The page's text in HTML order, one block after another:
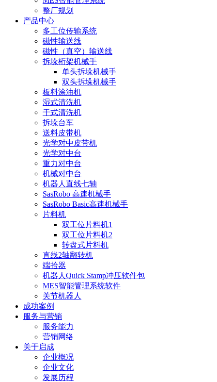
整厂规划
产品中心
多工位传输系统
磁性输送线
磁性（真空）输送线
拆垛桁架机械手
单头拆垛机械手
双头拆垛机械手
板料涂油机
湿式清洗机
干式清洗机
拆垛台车
送料皮带机
光学对中皮带机
光学对中台
重力对中台
机械对中台
机器人直线七轴
SasRobo 高速机械手
SasRobo Basic高速机械手
片料机
双工位片料机1
双工位片料机2
转盘式片料机
直线2轴翻转机
端拾器
机器人Quick Stamp冲压软件包
MES智能管理系统软件
关节机器人
成功案例
服务与营销
服务能力
营销网络
关于启成
企业概况
企业文化
发展历程